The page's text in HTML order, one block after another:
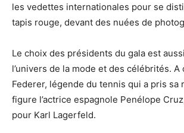
les vedettes internationales pour se
tapis rouge, devant des nuées de
Le choix des présidents du gala est
l’univers de la mode et des célébrités. A
Federer, légende du tennis qui a pris sa
figure l’actrice espagnole Penélope
pour Karl Lagerfeld.